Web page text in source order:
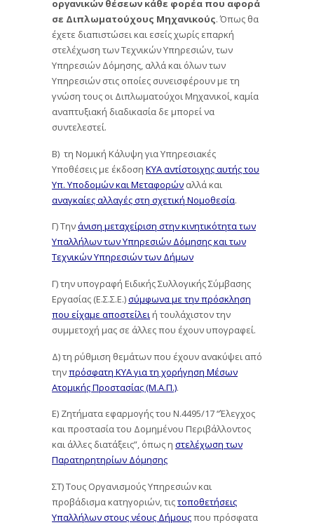
οργανικών θέσεων κάθε φορέα που αφορά
σε Διπλωματούχους Μηχανικούς. Όπως θα
έχετε διαπιστώσει και εσείς χωρίς επαρκή
στελέχωση των Τεχνικών Υπηρεσιών, των
Υπηρεσιών Δόμησης, αλλά και όλων των
Υπηρεσιών στις οποίες συνεισφέρουν με τη
γνώση τους οι Διπλωματούχοι Μηχανικοί, καμία
αναπτυξιακή διαδικασία δε μπορεί να
συντελεστεί.
Β) τη Νομική Κάλυψη για Υπηρεσιακές
Υποθέσεις με έκδοση ΚΥΑ αντίστοιχης αυτής του
Υπ. Υποδομών και Μεταφορών αλλά και
αναγκαίες αλλαγές στη σχετική Νομοθεσία.
Γ) Τηνάνιση μεταχείριση στην κινητικότητα των
Υπαλλήλων των Υπηρεσιών Δόμησης και των
Τεχνικών Υπηρεσιών των Δήμων
Γ) την υπογραφή Ειδικής Συλλογικής Σύμβασης
Εργασίας (Ε.Σ.Σ.Ε.)σύμφωνα με την πρόσκληση
που είχαμε αποστείλειή τουλάχιστον την
συμμετοχή μας σε άλλες που έχουν υπογραφεί.
Δ) τη ρύθμιση θεμάτων που έχουν ανακύψει από
τηνπρόσφατη ΚΥΑ για τη χορήγηση Μέσων
Ατομικής Προστασίας (Μ.Α.Π.).
Ε) Ζητήματα εφαρμογής του Ν.4495/17 “Έλεγχος
και προστασία του Δομημένου Περιβάλλοντος
και άλλες διατάξεις”, όπως η στελέχωση των
Παρατηρητηρίων Δόμησης
ΣΤ) Τους Οργανισμούς Υπηρεσιών και
προβάδισμα κατηγοριών, τιςτοποθετήσεις
Υπαλλήλων στους νέους Δήμουςπου πρόσφατα